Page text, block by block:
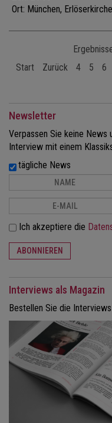
Ort: München,
Start
Zurück 4 5 6
Newsletter
Verpassen Sie keine News
Interview mit einem
tägliche News
Ich akzeptiere die
ABONNIEREN
Interviews als Magazin
Bestellen Sie die